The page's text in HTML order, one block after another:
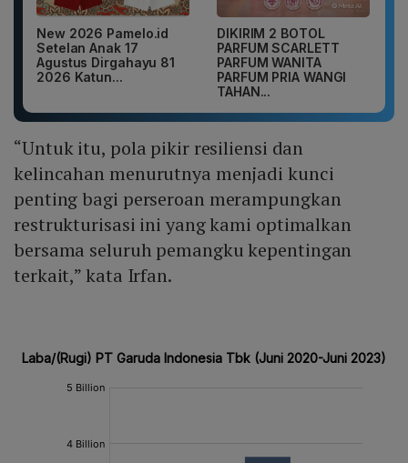
New 2026 Pamelo.id
Setelan Anak 17
Agustus Dirgahayu 81
2026 Katun...
DIKIRIM 2 BOTOL
PARFUM SCARLETT
PARFUM WANITA
PARFUM PRIA WANGI
TAHAN...
“Untuk itu, pola pikir resiliensi dan
kelincahan menurutnya menjadi kunci
penting bagi perseroan merampungkan
restrukturisasi ini yang kami optimalkan
bersama seluruh pemangku kepentingan
terkait,” kata Irfan.